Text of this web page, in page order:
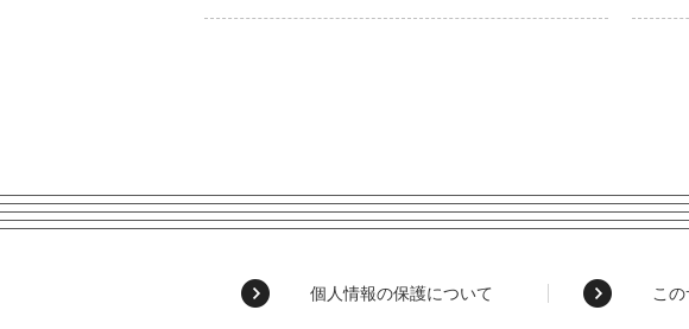
個人情報の保護について こ